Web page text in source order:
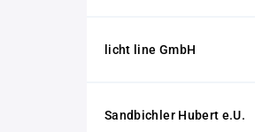
licht line GmbH
Sandbichler Hubert e.U.